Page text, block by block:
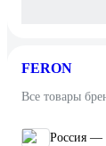
FERON
Все товары
Россия —